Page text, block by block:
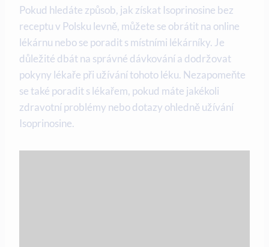
Pokud hledáte způsob, jak získat Isoprinosine bez
receptu v Polsku levně, můžete se obrátit na online
lékárnu nebo se poradit s místními lékárníky. Je
důležité dbát na správné dávkování a dodržovat
pokyny lékaře při užívání tohoto léku. Nezapomeňte
se také poradit s lékařem, pokud máte jakékoli
zdravotní problémy nebo dotazy ohledně užívání
Isoprinosine.